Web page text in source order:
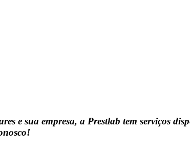
e sua empresa, a Prestlab tem serviços